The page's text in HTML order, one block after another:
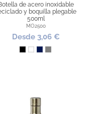
de acero inoxidable
y boquilla plegable
500ml
MO2500
Desde 3,06 €
NegroBlanco
Marino
Gris